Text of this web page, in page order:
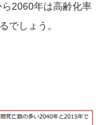
2060年は高齢化率
でしょう。